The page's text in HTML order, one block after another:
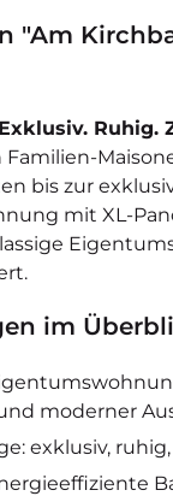
"Am
Ruhig.
Familien-
bis zur
mit XL-
im
moderner
exklusiv,